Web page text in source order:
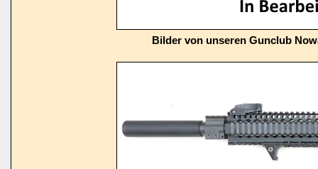
Bilder von unseren Gunclub